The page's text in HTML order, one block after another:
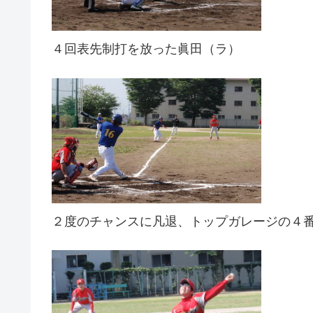
４回表先制打を放った眞田（ラ）
２度のチャンスに凡退、トップガレージの４